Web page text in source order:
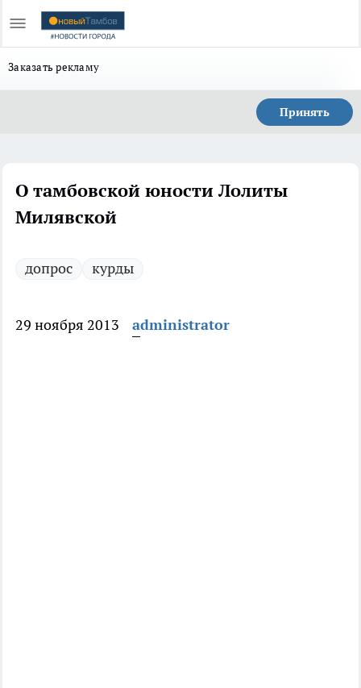
Заказать рекламу
Принять
О тамбовской юности Лолиты
Милявской
допрос курды
29 ноября 2013 administrator